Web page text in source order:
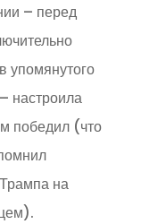
– перед
упомянутого
настроила
победил (что
на